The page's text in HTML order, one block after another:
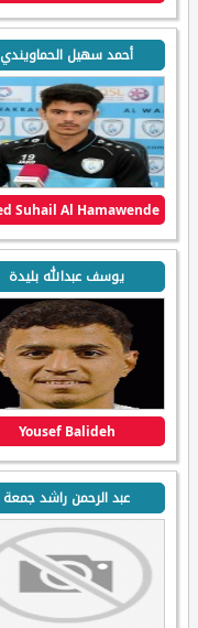
أحمد سهيل الحماويندي
يوسف عبدالله بليدة
Yousef Balideh
عبد الرحمن راشد جمعة